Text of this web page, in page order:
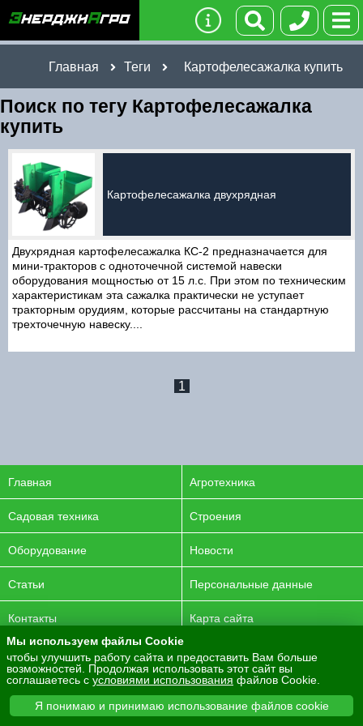
Главная Теги Картофелесажалка купить
Поиск по тегу Картофелесажалка
купить
Картофелесажалка двухрядная
Двухрядная картофелесажалка КС-2 предназначается для
мини-тракторов с одноточечной системой навески
оборудования мощностью от 15 л.с. При этом по техническим
характеристикам эта сажалка практически не уступает
тракторным орудиям, которые рассчитаны на стандартную
трехточечную навеску....
1
Главная Агротехника
Садовая техника Строения
Оборудование Новости
Статьи Персональные данные
Контакты Карта сайта
© 2016-2026 ENERGYAGRO Все права защищены.
Разработка сайта - PurpleLabs
Вся представленная на сайте информация носит
информационный характер и не является публичной офертой.
Мы используем файлы Cookie
чтобы улучшить работу сайта и предоставить Вам больше
возможностей. Продолжая использовать этот сайт вы
соглашаетесь с условиями использования файлов Cookie.
Я понимаю и принимаю использование файлов cookie